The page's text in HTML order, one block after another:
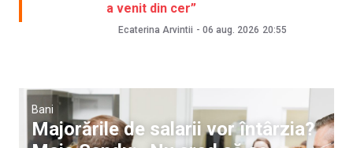
a venit din cer”
Ecaterina Arvintii - 06 aug. 2026 20:55
Bani
Majorările de salarii vor întârzia?